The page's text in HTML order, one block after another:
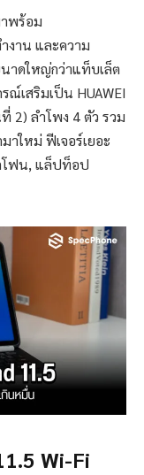
พร้อม
งาน และความ
าดใหญ่กว่าแท็บเล็ต
ณ์เสริมเป็น HUAWEI
2) ลำโพง 4 ตัว รวม
าใหม่ ฟีเจอร์เยอะ
โฟน, แล็ปท็อป
Wi-Fi